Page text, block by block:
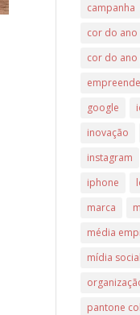
campanha
cor do ano
cor do
google
inovação
instagram
iphone
marca
média
mídia social
pantone